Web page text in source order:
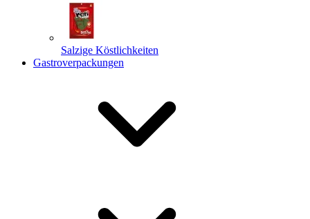
Salzige Köstlichkeiten
Gastroverpackungen